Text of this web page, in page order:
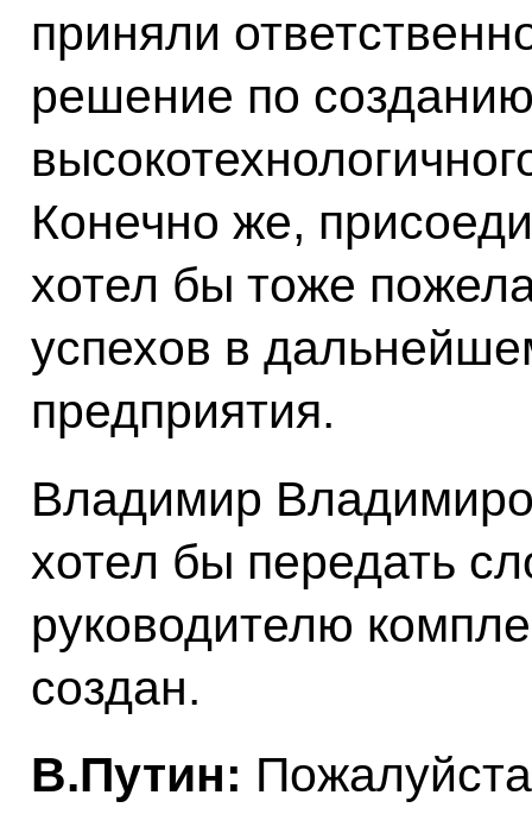
приняли
решение по
Конечно же,
хотел бы тоже
успехов в
предприятия.
Владимир
хотел бы передать
руководителю
создан.
В.Путин: